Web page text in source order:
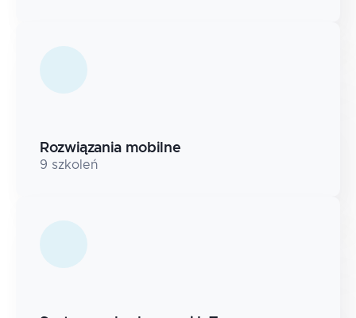
Rozwiązania mobilne
9 szkoleń